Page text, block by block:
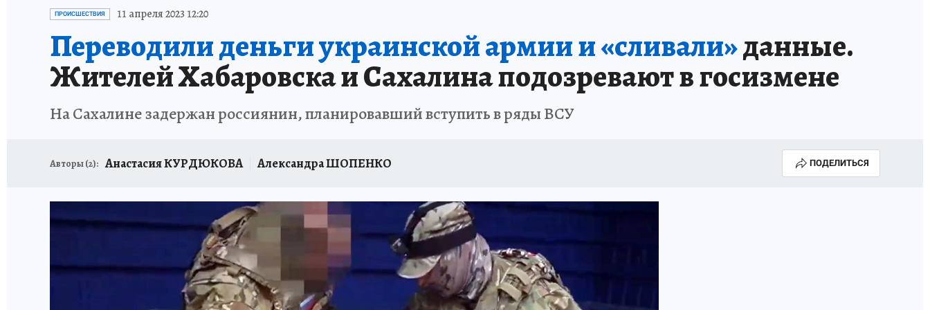
ИСПЫТАНО НА СЕБЕ
ПРОИСШЕСТВИЯ 11 апреля 2023 12:20
Переводили деньги украинской армии и «сливали»данные.
Жителей Хабаровска и Сахалина подозревают в госизмене
На Сахалине задержан россиянин, планировавший вступить в ряды ВСУ
Авторы (2): Анастасия КУРДЮКОВА Александра ШОПЕНКО ПОДЕЛИТЬСЯ